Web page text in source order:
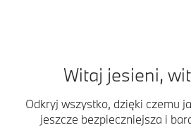
Witaj jesieni,
Odkryj wszystko, dzięki czemu
jeszcze bezpieczniejsza i